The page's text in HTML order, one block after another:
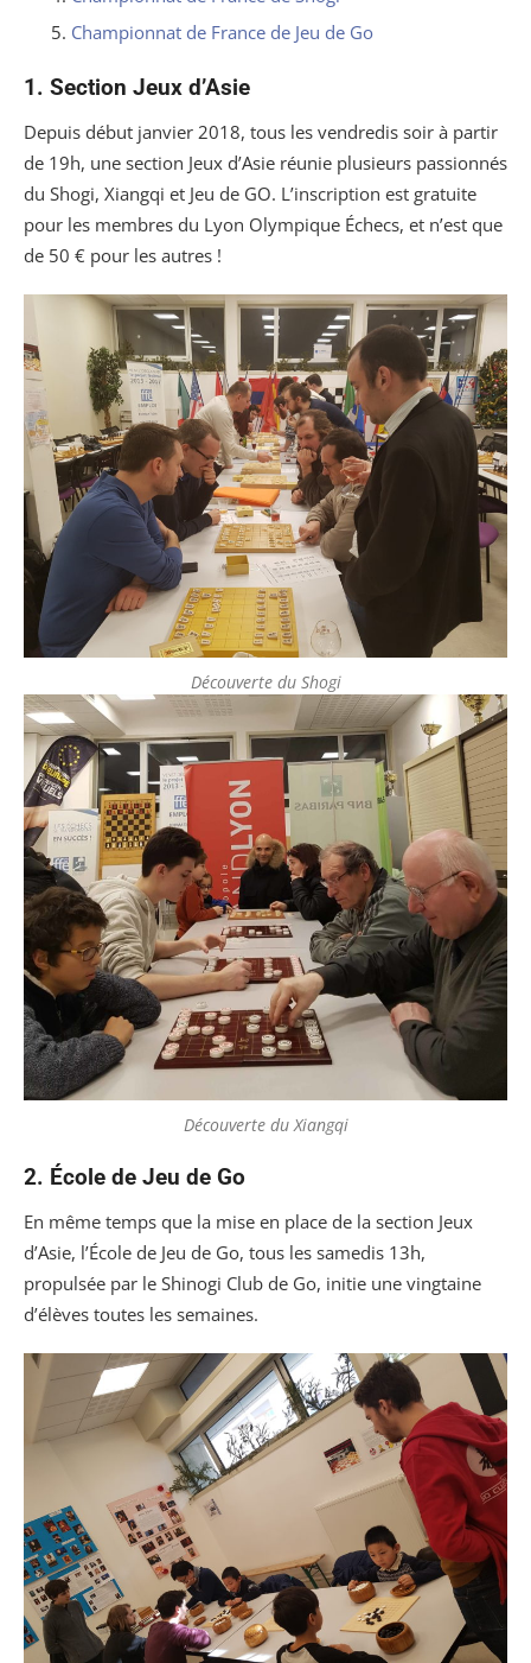
Championnat de France de Jeu de Go
1. Section Jeux d’Asie
Depuis début janvier 2018, tous les vendredis soir à partir
de 19h, une section Jeux d’Asie réunie plusieurs passionnés
du Shogi, Xiangqi et Jeu de GO. L’inscription est gratuite
pour les membres du Lyon Olympique Échecs, et n’est que
de 50 € pour les autres !
Découverte du Shogi
Découverte du Xiangqi
2. École de Jeu de Go
En même temps que la mise en place de la section Jeux
d’Asie, l’École de Jeu de Go, tous les samedis 13h,
propulsée par le Shinogi Club de Go, initie une vingtaine
d’élèves toutes les semaines.